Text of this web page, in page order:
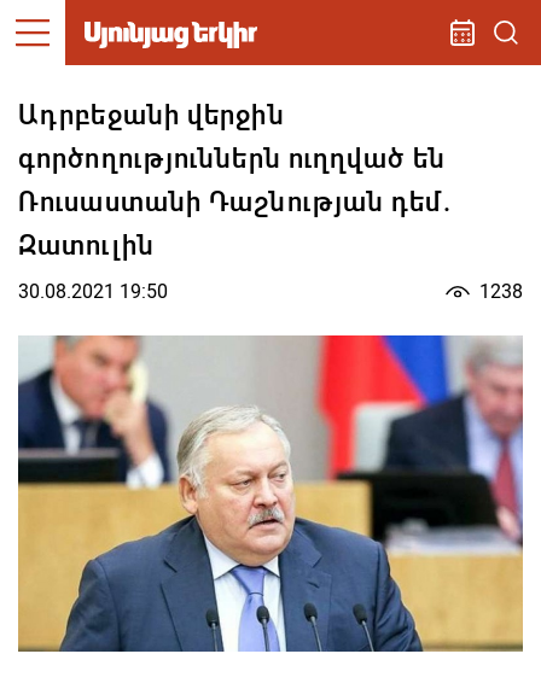
Ադրբեջանի վերջին
գործողություններն ուղղված են
Ռուսաստանի Դաշնության դեմ.
Զատուլին
30.08.2021 19:50 1238